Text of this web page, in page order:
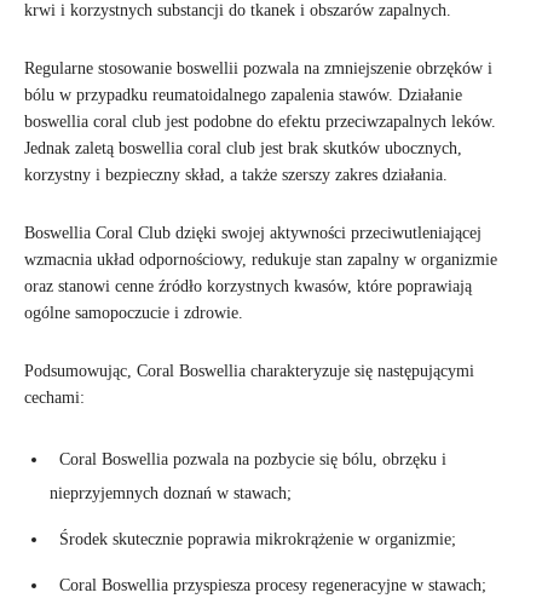
krwi i korzystnych substancji do tkanek i obszarów zapalnych.
Regularne stosowanie boswellii pozwala na zmniejszenie obrzęków i
bólu w przypadku reumatoidalnego zapalenia stawów. Działanie
boswellia coral club jest podobne do efektu przeciwzapalnych leków.
Jednak zaletą boswellia coral club jest brak skutków ubocznych,
korzystny i bezpieczny skład, a także szerszy zakres działania.
Boswellia Coral Club dzięki swojej aktywności przeciwutleniającej
wzmacnia układ odpornościowy, redukuje stan zapalny w organizmie
oraz stanowi cenne źródło korzystnych kwasów, które poprawiają
ogólne samopoczucie i zdrowie.
Podsumowując, Coral Boswellia charakteryzuje się następującymi
cechami:
Coral Boswellia pozwala na pozbycie się bólu, obrzęku i
nieprzyjemnych doznań w stawach;
Środek skutecznie poprawia mikrokrążenie w organizmie;
Coral Boswellia przyspiesza procesy regeneracyjne w stawach;